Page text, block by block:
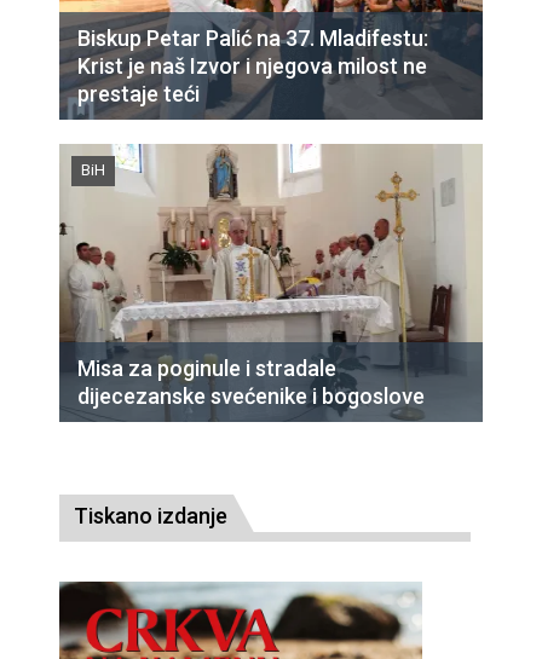
Biskup Petar Palić na 37. Mladifestu:
Krist je naš Izvor i njegova milost ne
prestaje teći
BiH
Misa za poginule i stradale
dijecezanske svećenike i bogoslove
Tiskano izdanje